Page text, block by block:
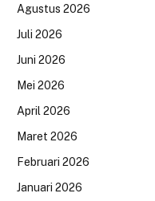
Agustus 2026
Juli 2026
Juni 2026
Mei 2026
April 2026
Maret 2026
Februari 2026
Januari 2026